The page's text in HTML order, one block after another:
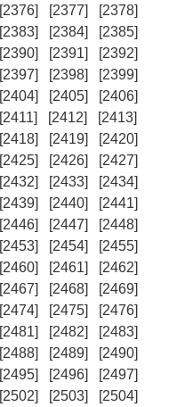
[2376] [2377]
[2378]
[2383] [2384]
[2385]
[2390] [2391]
[2392]
[2397] [2398]
[2399]
[2404] [2405]
[2406]
[2411] [2412]
[2413]
[2418] [2419]
[2420]
[2425] [2426]
[2427]
[2432] [2433]
[2434]
[2439] [2440]
[2441]
[2446] [2447]
[2448]
[2453] [2454]
[2455]
[2460] [2461]
[2462]
[2467] [2468]
[2469]
[2474] [2475]
[2476]
[2481] [2482]
[2483]
[2488] [2489]
[2490]
[2495] [2496]
[2497]
[2502] [2503]
[2504]